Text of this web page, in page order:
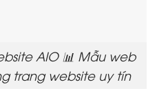
AIO 📊 Mẫu web
trang website uy tín